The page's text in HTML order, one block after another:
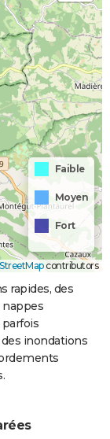
Faible
Moyen
Fort
contributors
rapides, des
nappes
inondations